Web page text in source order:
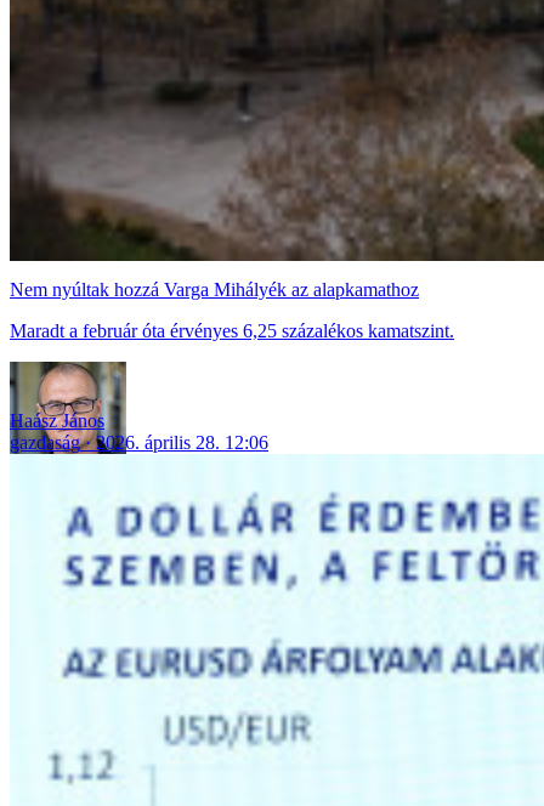
Nem nyúltak hozzá Varga Mihályék az alapkamathoz
Maradt a február óta érvényes 6,25 százalékos kamatszint.
Haász János
gazdaság
2026. április 28. 12:06